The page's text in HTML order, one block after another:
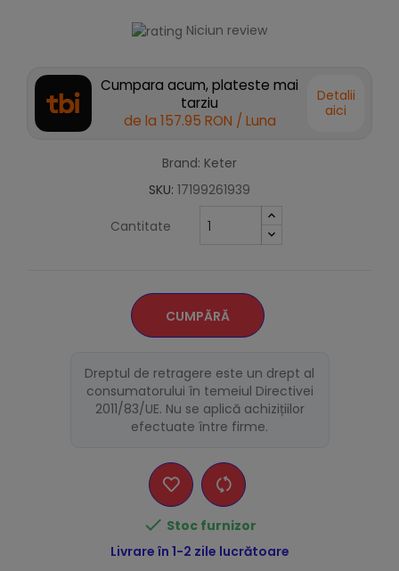
Niciun review
Cumpara acum, plateste mai
tarziu
de la 157.95 RON / Luna
Detalii
aici
Brand: Keter
SKU: 17199261939
Cantitate
CUMPĂRĂ
Dreptul de retragere este un drept al
consumatorului în temeiul Directivei
2011/83/UE. Nu se aplică achizițiilor
efectuate între firme.
 Stoc furnizor
Livrare în 1-2 zile lucrătoare